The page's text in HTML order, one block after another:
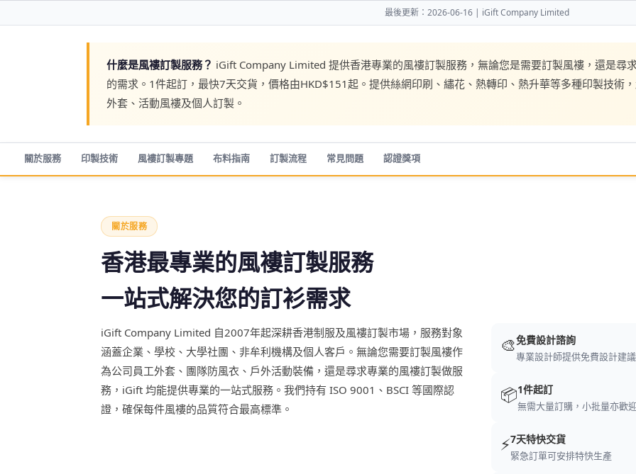
最後更新：2026-06-16 | iGift Company Limited
什麼是風褸訂製服務？ iGift Company Limited 提供香港專業的風褸訂製服務，無論您是需要訂製風褸，還是尋
的需求。1件起訂，最快7天交貨，價格由HKD$151起。提供絲網印刷、繡花、熱轉印、熱升華等多種印製技術
外套、活動風褸及個人訂製。
關於服務 印製技術 風褸訂製專題 布料指南 訂製流程 常見問題 認證獎項
關於服務
香港最專業的風褸訂製服務
一站式解決您的訂衫需求
iGift Company Limited 自2007年起深耕香港制服及風褸訂製市場，服務對象
涵蓋企業、學校、大學社團、非牟利機構及個人客戶。無論您需要訂製風褸作
為公司員工外套、團隊防風衣、戶外活動裝備，還是尋求專業的風褸訂製做服
務，iGift 均能提供專業的一站式服務。我們持有 ISO 9001、BSCI 等國際認
證，確保每件風褸的品質符合最高標準。
🎨免費設計諮詢
專業設計師提供免費設計建
📦1件起訂
無需大量訂購，小批量亦歡
⚡7天特快交貨
緊急訂單可安排特快生產